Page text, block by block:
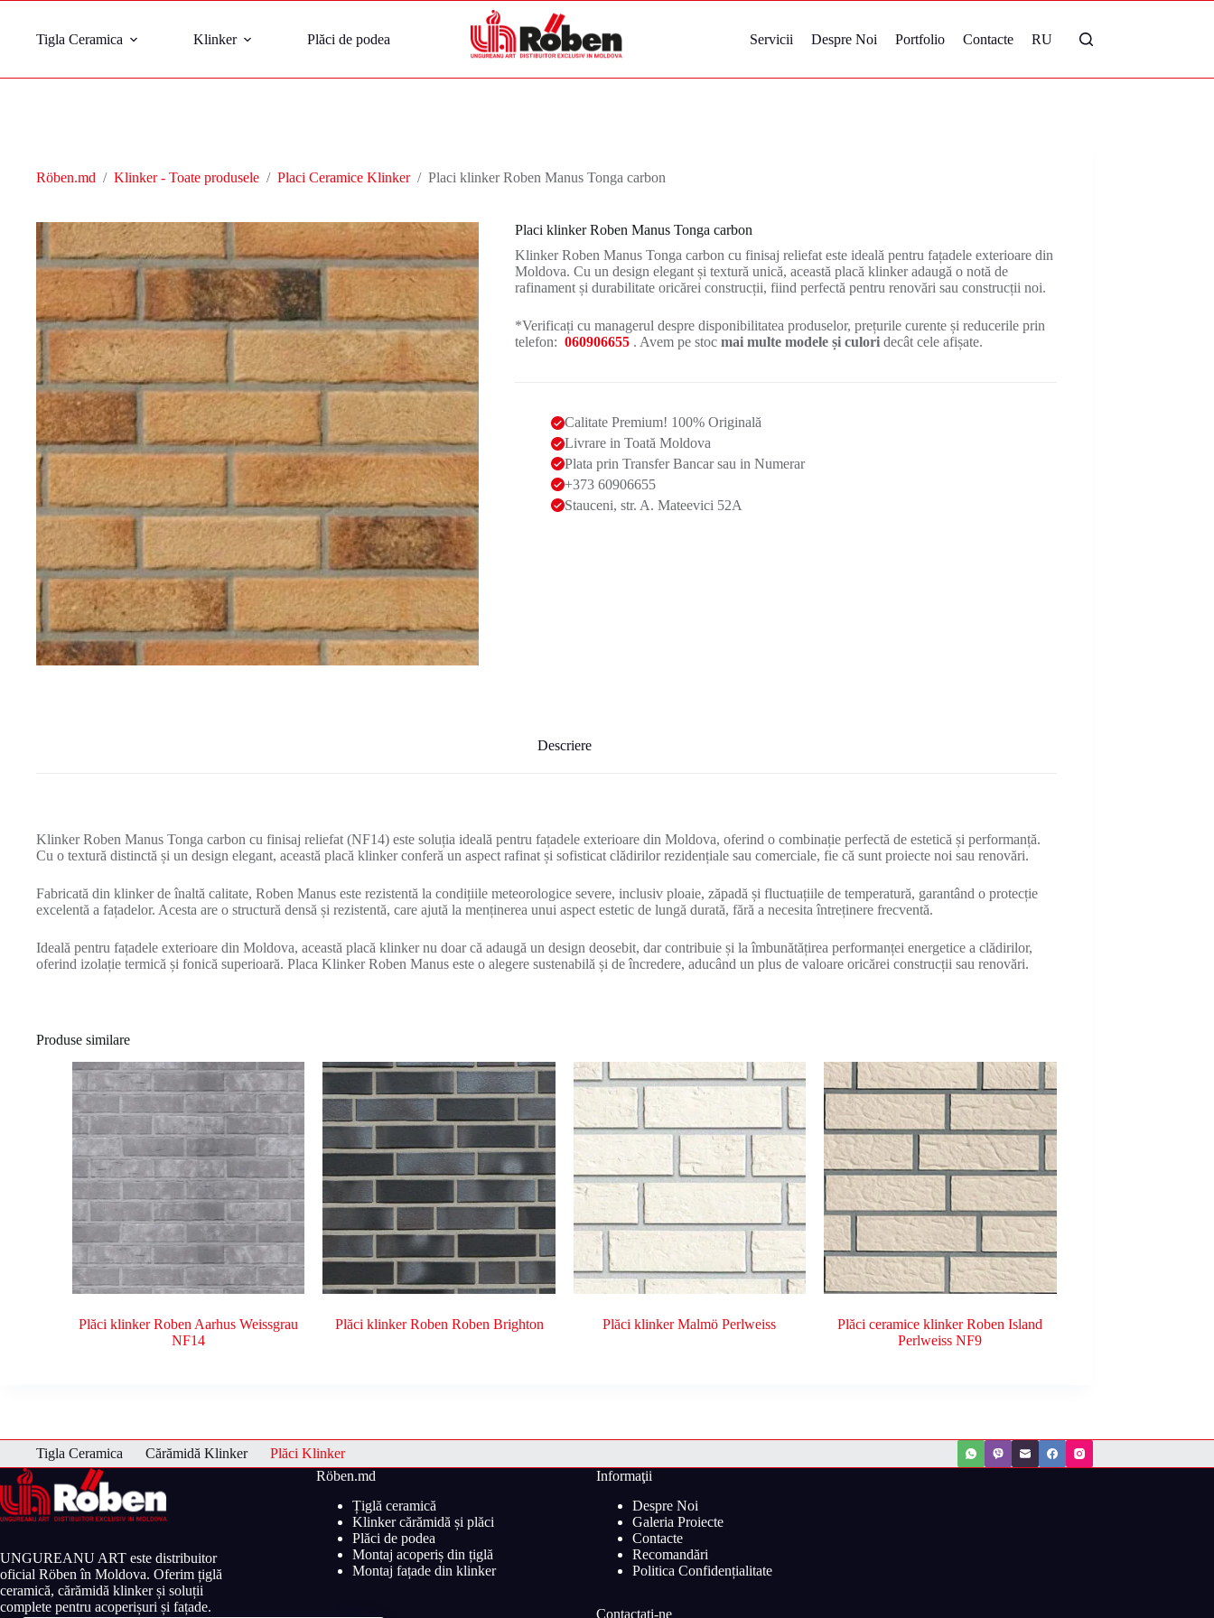
Tigla Ceramica Klinker Plăci de podea Servicii Despre Noi Portfolio Contacte RU
Röben.md / Klinker - Toate produsele / Placi Ceramice Klinker / Placi klinker Roben Manus Tonga carbon
Placi klinker Roben Manus Tonga carbon
Klinker Roben Manus Tonga carbon cu finisaj reliefat este ideală pentru fațadele exterioare din
Moldova. Cu un design elegant și textură unică, această placă klinker adaugă o notă de
rafinament și durabilitate oricărei construcții, fiind perfectă pentru renovări sau construcții noi.
*Verificați cu managerul despre disponibilitatea produselor, prețurile curente și reducerile prin
telefon:060906655 . Avem pe stocmai multe modele și culoridecât cele afișate.
Calitate Premium! 100% Originală
Livrare in Toată Moldova
Plata prin Transfer Bancar sau in Numerar
+373 60906655
Stauceni, str. A. Mateevici 52A
Descriere
Klinker Roben Manus Tonga carbon cu finisaj reliefat (NF14) este soluția ideală pentru fațadele exterioare din Moldova, oferind o combinație perfectă de estetică și performanță.
Cu o textură distinctă și un design elegant, această placă klinker conferă un aspect rafinat și sofisticat clădirilor rezidențiale sau comerciale, fie că sunt proiecte noi sau renovări.
Fabricată din klinker de înaltă calitate, Roben Manus este rezistentă la condițiile meteorologice severe, inclusiv ploaie, zăpadă și fluctuațiile de temperatură, garantând o protecție
excelentă a fațadelor. Acesta are o structură densă și rezistentă, care ajută la menținerea unui aspect estetic de lungă durată, fără a necesita întreținere frecventă.
Ideală pentru fațadele exterioare din Moldova, această placă klinker nu doar că adaugă un design deosebit, dar contribuie și la îmbunătățirea performanței energetice a clădirilor,
oferind izolație termică și fonică superioară. Placa Klinker Roben Manus este o alegere sustenabilă și de încredere, aducând un plus de valoare oricărei construcții sau renovări.
Produse similare
Plăci klinker Roben Aarhus Weissgrau
NF14
Plăci klinker Roben Roben Brighton Plăci klinker Malmö Perlweiss
Plăci ceramice klinker Roben Island
Perlweiss NF9
Tigla Ceramica Cărămidă Klinker Plăci Klinker
UNGUREANU ART este distribuitor
oficial Röben în Moldova. Oferim țiglă
ceramică, cărămidă klinker și soluții
complete pentru acoperișuri și fațade.
Röben.md
Țiglă ceramică
Klinker cărămidă și plăci
Plăci de podea
Montaj acoperiș din țiglă
Montaj fațade din klinker
Informaţii
Despre Noi
Galeria Proiecte
Contacte
Recomandări
Politica Confidențialitate
Contactaţi-ne